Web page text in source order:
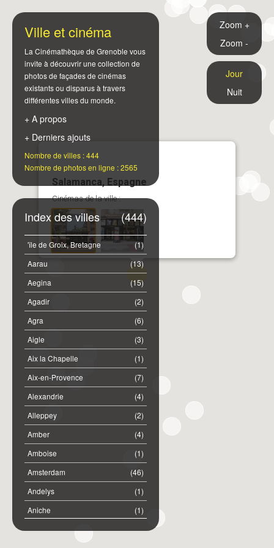
Salamanca, Espagne
Cinémas de la ville :
Ville et cinéma
La Cinémathèque de Grenoble vous
invite à découvrir une collection de
photos de façades de cinémas
existants ou disparus à travers
différentes villes du monde.
+ A propos
+ Derniers ajouts
Nombre de villes : 444
Nombre de photos en ligne : 2565
(444)
Index des villes
(1)
'île de Groix, Bretagne
(13)
Aarau
(15)
Aegina
(2)
Agadir
(6)
Agra
(3)
Aigle
(1)
Aix la Chapelle
(7)
Aix-en-Provence
(4)
Alexandrie
(2)
Alleppey
(4)
Amber
(1)
Amboise
(46)
Amsterdam
(1)
Andelys
(1)
Aniche
(2)
Annemasse
Zoom +
Zoom -
Jour
Nuit